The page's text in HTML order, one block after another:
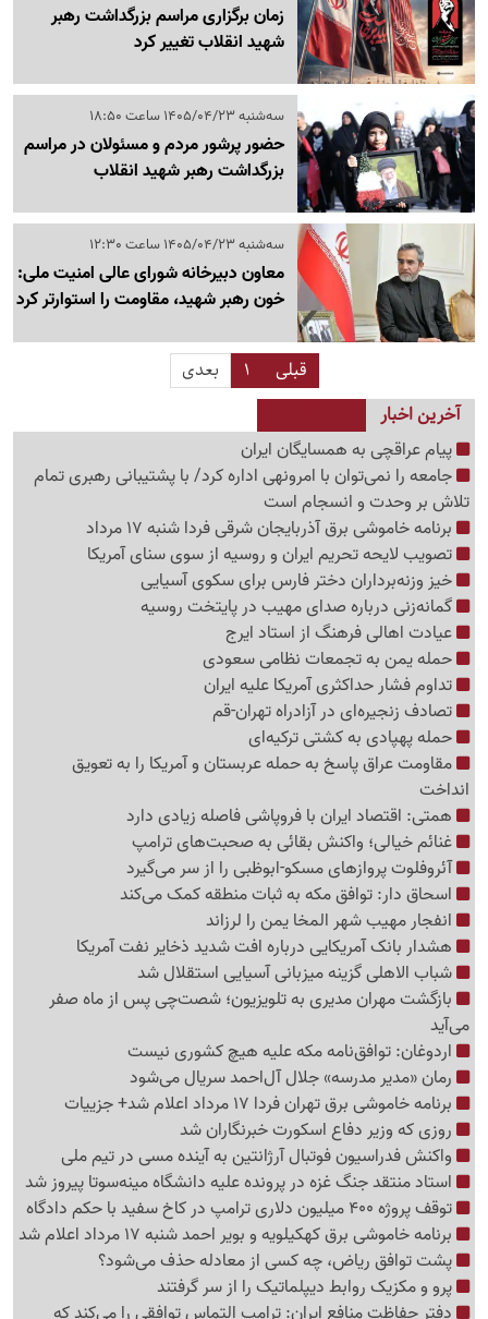
زمان برگزاری مراسم بزرگداشت رهبر
شهید انقلاب تغییر کرد
سه‌شنبه 1405/04/23 ساعت 18:50
حضور پرشور مردم و مسئولان در مراسم
بزرگداشت رهبر شهید انقلاب
سه‌شنبه 1405/04/23 ساعت 12:30
معاون دبیرخانه شورای عالی امنیت ملی:
خون رهبر شهید، مقاومت را استوارتر کرد
قبلی 1
بعدی
آخرین اخبار
پیام عراقچی به همسایگان ایران
جامعه را نمی‌توان با امرونهی اداره کرد/ با پشتیبانی رهبری تمام
تلاش بر وحدت و انسجام است
برنامه خاموشی برق آذربایجان شرقی فردا شنبه 17 مرداد
تصویب لایحه تحریم ایران و روسیه از سوی سنای آمریکا
خیز وزنه‌برداران دختر فارس برای سکوی آسیایی
گمانه‌زنی درباره صدای مهیب در پایتخت روسیه
عیادت اهالی فرهنگ از استاد ایرج
حمله یمن به تجمعات نظامی سعودی
تداوم فشار حداکثری آمریکا علیه ایران
تصادف زنجیره‌ای در آزادراه تهران-قم
حمله پهپادی به کشتی ترکیه‌ای
مقاومت عراق پاسخ به حمله عربستان و آمریکا را به تعویق
انداخت
همتی: اقتصاد ایران با فروپاشی فاصله زیادی دارد
غنائم خیالی؛ واکنش بقائی به صحبت‌های ترامپ
آئروفلوت پروازهای مسکو-ابوظبی را از سر می‌گیرد
اسحاق دار: توافق مکه به ثبات منطقه کمک می‌کند
انفجار مهیب شهر المخا یمن را لرزاند
هشدار بانک آمریکایی درباره افت شدید ذخایر نفت آمریکا
شباب الاهلی گزینه میزبانی آسیایی استقلال شد
بازگشت مهران مدیری به تلویزیون؛ شصت‌چی پس از ماه صفر
می‌آید
اردوغان: توافق‌نامه مکه علیه هیچ کشوری نیست
رمان «مدیر مدرسه» جلال آل‌احمد سریال می‌شود
برنامه خاموشی برق تهران فردا 17 مرداد اعلام شد+ جزییات
روزی که وزیر دفاع اسکورت خبرنگاران شد
واکنش فدراسیون فوتبال آرژانتین به آینده مسی در تیم ملی
استاد منتقد جنگ غزه در پرونده علیه دانشگاه مینه‌سوتا پیروز شد
توقف پروژه 400 میلیون دلاری ترامپ در کاخ سفید با حکم دادگاه
برنامه خاموشی برق کهکیلویه و بویر احمد شنبه 17 مرداد اعلام شد
پشت توافق ریاض، چه کسی از معادله حذف می‌شود؟
پرو و مکزیک روابط دیپلماتیک را از سر گرفتند